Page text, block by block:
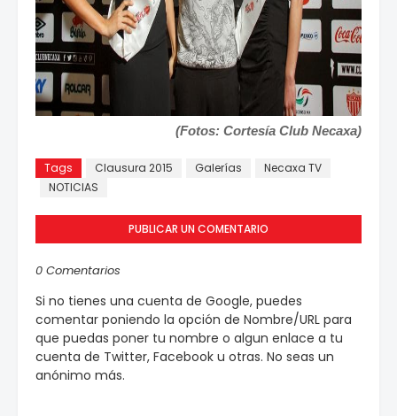
(Fotos: Cortesía Club Necaxa)
Tags Clausura 2015 Galerías
Necaxa TV
NOTICIAS
PUBLICAR UN COMENTARIO
0 Comentarios
Si no tienes una cuenta de Google, puedes
comentar poniendo la opción de Nombre/URL para
que puedas poner tu nombre o algun enlace a tu
cuenta de Twitter, Facebook u otras. No seas un
anónimo más.